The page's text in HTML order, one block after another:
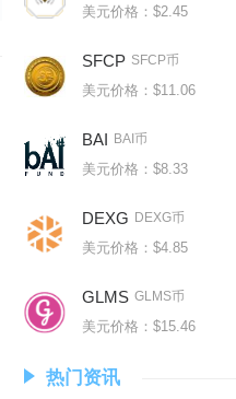
美元价格：$2.45
SFCP SFCP币
美元价格：$11.06
BAI BAI币
美元价格：$8.33
DEXG DEXG币
美元价格：$4.85
GLMS GLMS币
美元价格：$15.46
热门资讯